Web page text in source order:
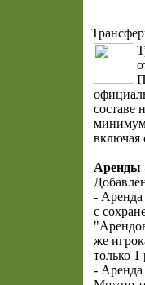
составе
включая
Аренды
-
с
же
только 1
- Аренда